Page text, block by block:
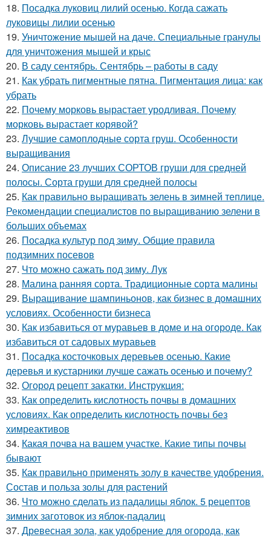
18. Посадка луковиц лилий осенью. Когда сажать
луковицы лилии осенью
19. Уничтожение мышей на даче. Специальные гранулы
для уничтожения мышей и крыс
20. В саду сентябрь. Сентябрь – работы в саду
21. Как убрать пигментные пятна. Пигментация лица: как
убрать
22. Почему морковь вырастает уродливая. Почему
морковь вырастает корявой?
23. Лучшие самоплодные сорта груш. Особенности
выращивания
24. Описание 23 лучших СОРТОВ груши для средней
полосы. Сорта груши для средней полосы
25. Как правильно выращивать зелень в зимней теплице.
Рекомендации специалистов по выращиванию зелени в
больших объемах
26. Посадка культур под зиму. Общие правила
подзимних посевов
27. Что можно сажать под зиму. Лук
28. Малина ранняя сорта. Традиционные сорта малины
29. Выращивание шампиньонов, как бизнес в домашних
условиях. Особенности бизнеса
30. Как избавиться от муравьев в доме и на огороде. Как
избавиться от садовых муравьев
31. Посадка косточковых деревьев осенью. Какие
деревья и кустарники лучше сажать осенью и почему?
32. Огород рецепт закатки. Инструкция:
33. Как определить кислотность почвы в домашних
условиях. Как определить кислотность почвы без
химреактивов
34. Какая почва на вашем участке. Какие типы почвы
бывают
35. Как правильно применять золу в качестве удобрения.
Состав и польза золы для растений
36. Что можно сделать из падалицы яблок. 5 рецептов
зимних заготовок из яблок-падалиц
37. Древесная зола, как удобрение для огорода, как